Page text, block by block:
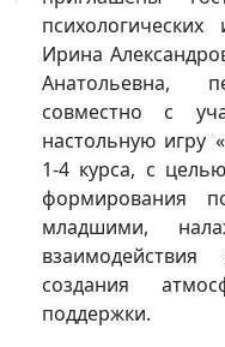
Ирина
Анатольевна,
совместно с
настольную игру
1-4 курса, с
формирования
младшими,
создания
поддержки.